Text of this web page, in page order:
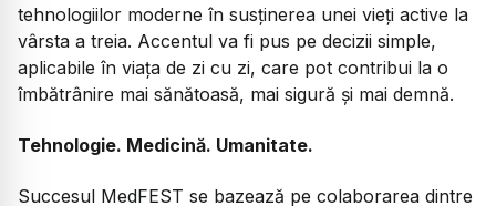
tehnologiilor moderne în susținerea unei vieți active la
vârsta a treia. Accentul va fi pus pe decizii simple,
aplicabile în viața de zi cu zi, care pot contribui la o
îmbătrânire mai sănătoasă, mai sigură și mai demnă.
Tehnologie. Medicină. Umanitate.
Succesul MedFEST se bazează pe colaborarea dintre